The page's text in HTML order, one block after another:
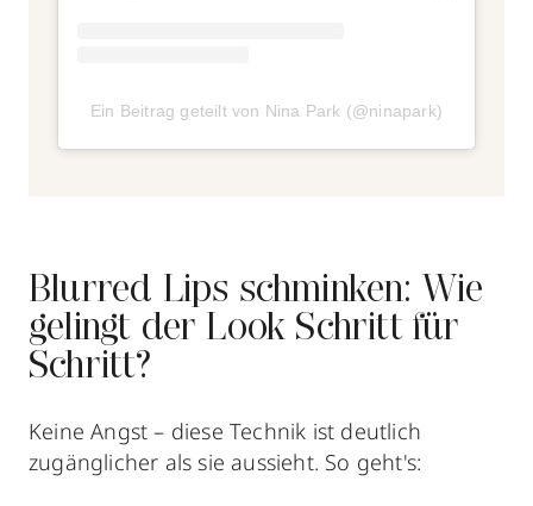
Ein Beitrag geteilt von Nina Park (@ninapark)
Blurred Lips schminken: Wie
gelingt der Look Schritt für
Schritt?
Keine Angst – diese Technik ist deutlich
zugänglicher als sie aussieht. So geht's: